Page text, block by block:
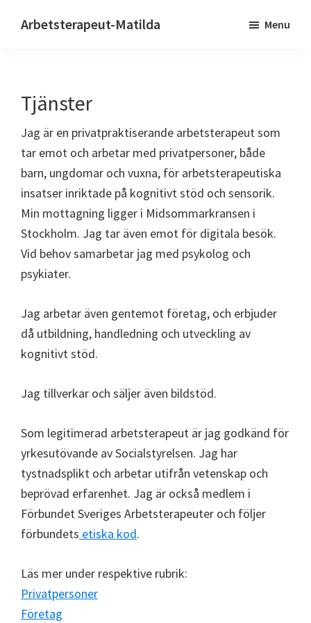
Arbetsterapeut-Matilda Menu
Tjänster
Jag är en privatpraktiserande arbetsterapeut som
tar emot och arbetar med privatpersoner, både
barn, ungdomar och vuxna, för arbetsterapeutiska
insatser inriktade på kognitivt stöd och sensorik.
Min mottagning ligger i Midsommarkransen i
Stockholm. Jag tar även emot för digitala besök.
Vid behov samarbetar jag med psykolog och
psykiater.
Jag arbetar även gentemot företag, och erbjuder
då utbildning, handledning och utveckling av
kognitivt stöd.
Jag tillverkar och säljer även bildstöd.
Som legitimerad arbetsterapeut är jag godkänd för
yrkesutövande av Socialstyrelsen. Jag har
tystnadsplikt och arbetar utifrån vetenskap och
beprövad erfarenhet. Jag är också medlem i
Förbundet Sveriges Arbetsterapeuter och följer
förbundets etiska kod.
Läs mer under respektive rubrik:
Privatpersoner
Företag